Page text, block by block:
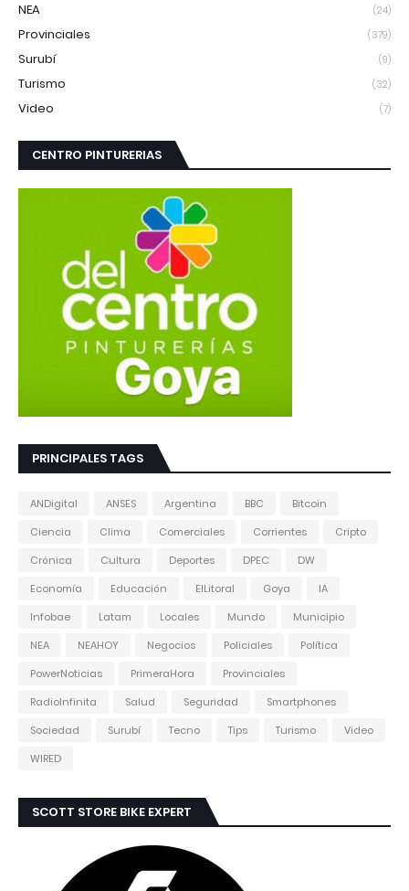
NEA (24)
Provinciales (379)
Surubí (9)
Turismo (32)
Video (7)
CENTRO PINTURERIAS
PRINCIPALES TAGS
ANDigital ANSES Argentina BBC
Bitcoin
Ciencia
Clima Comerciales Corrientes
Cripto
Crónica
Cultura Deportes DPEC
DW
Economía
Educación ElLitoral Goya
IA
Infobae
Latam Locales Mundo
Municipio
NEA
NEAHOY Negocios Policiales
Política
PowerNoticias
PrimeraHora
Provinciales
RadioInfinita
Salud Seguridad
Smartphones
Sociedad
Surubí Tecno Tips Turismo
Video
WIRED
SCOTT STORE BIKE EXPERT